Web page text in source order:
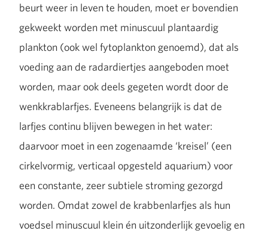
beurt weer in leven te houden, moet er bovendien
gekweekt worden met minuscuul plantaardig
plankton (ook wel fytoplankton genoemd), dat als
voeding aan de radardiertjes aangeboden moet
worden, maar ook deels gegeten wordt door de
wenkkrablarfjes. Eveneens belangrijk is dat de
larfjes continu blijven bewegen in het water:
daarvoor moet in een zogenaamde ‘kreisel’ (een
cirkelvormig, verticaal opgesteld aquarium) voor
een constante, zeer subtiele stroming gezorgd
worden. Omdat zowel de krabbenlarfjes als hun
voedsel minuscuul klein én uitzonderlijk gevoelig en